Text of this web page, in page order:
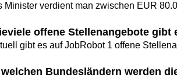
Minister verdient man zwischen EUR
offene Stellenangebote gibt
gibt es auf JobRobot 1 offene
Bundesländern werden